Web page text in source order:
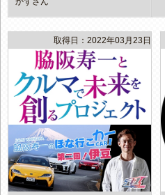
取得日：2022年03月23日